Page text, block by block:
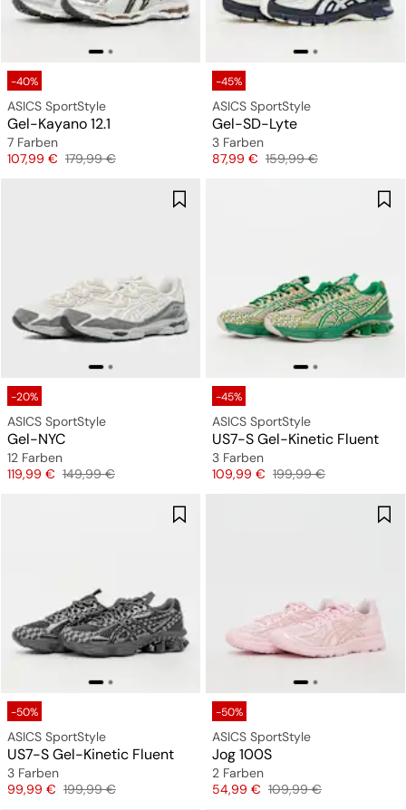
-40%
ASICS SportStyle
Gel-Kayano 12.1
7 Farben
Preis
107,99 € Originalpreis
179,99 €
-45%
ASICS SportStyle
Gel-SD-Lyte
3 Farben
Preis
87,99 € Originalpreis
159,99 €
-20%
ASICS SportStyle
Gel-NYC
12 Farben
Preis
119,99 € Originalpreis
149,99 €
-45%
ASICS SportStyle
US7-S Gel-Kinetic Fluent
3 Farben
Preis
109,99 € Originalpreis
199,99 €
-50%
ASICS SportStyle
US7-S Gel-Kinetic Fluent
3 Farben
Preis
99,99 € Originalpreis
199,99 €
-50%
ASICS SportStyle
Jog 100S
2 Farben
Preis
54,99 € Originalpreis
109,99 €